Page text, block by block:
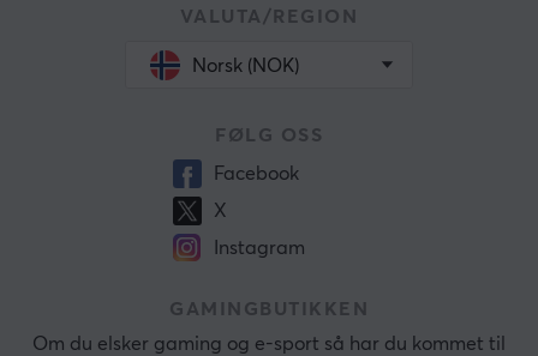
VALUTA/REGION
Norsk (NOK)
FØLG OSS
Facebook
X
Instagram
GAMINGBUTIKKEN
Om du elsker gaming og e-sport så har du kommet til